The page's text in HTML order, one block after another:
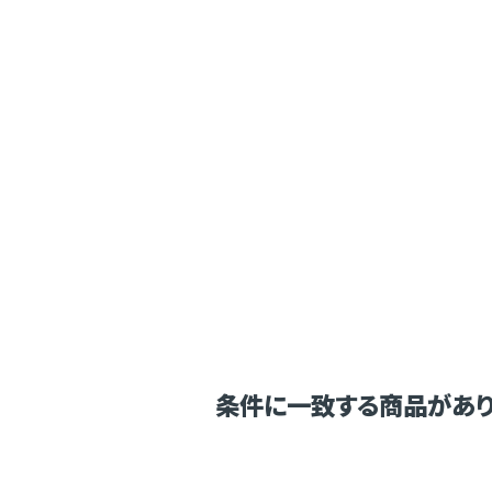
条件に一致する商品があ